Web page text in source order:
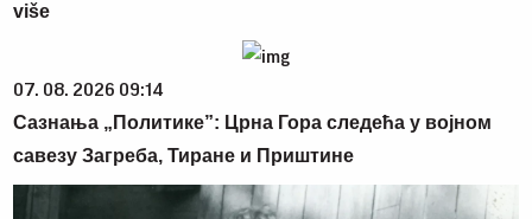
više
07. 08. 2026 09:14
Сазнања „Политике”: Црна Гора следећа у војном
савезу Загреба, Тиране и Приштине